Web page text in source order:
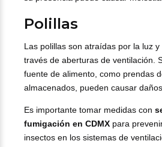
Polillas
Las polillas son atraídas por la luz
través de aberturas de ventilación.
fuente de alimento, como prendas
almacenados, pueden causar
Es importante tomar medidas con
fumigación en CDMX para
insectos en los sistemas de